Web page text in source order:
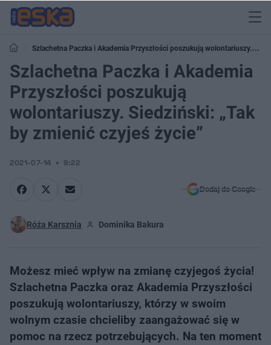
Szlachetna Paczka i Akademia Przyszłości poszukują wolontariuszy.
Siedziński: „Tak by zmienić czyjeś życie”
Szlachetna Paczka i Akademia
Przyszłości poszukują
wolontariuszy. Siedziński: „Tak
by zmienić czyjeś życie”
2021-07-14 9:22
Dodaj do Google
Róża Karsznia Dominika Bakura
Możesz mieć wpływ na zmianę czyjegoś życia!
Szlachetna Paczka oraz Akademia Przyszłości
poszukują wolontariuszy, którzy w swoim
wolnym czasie chcieliby zaangażować się w
pomoc na rzecz potrzebujących. Na ten moment